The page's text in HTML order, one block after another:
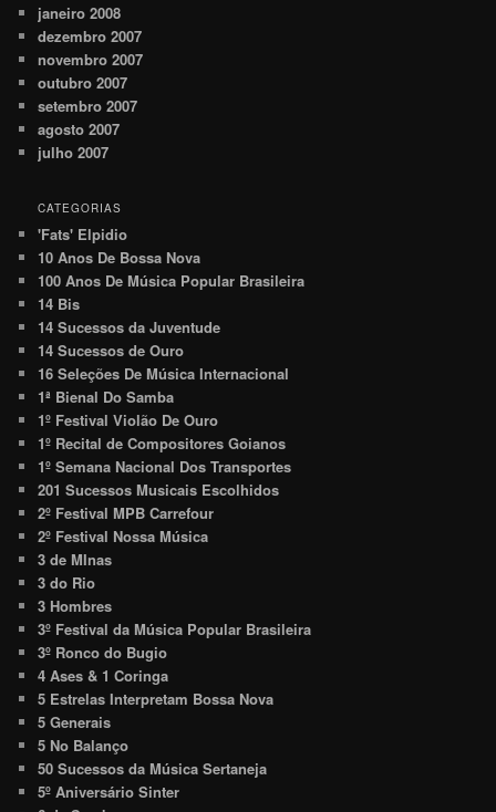
janeiro 2008
dezembro 2007
novembro 2007
outubro 2007
setembro 2007
agosto 2007
julho 2007
CATEGORIAS
'Fats' Elpidio
10 Anos De Bossa Nova
100 Anos De Música Popular Brasileira
14 Bis
14 Sucessos da Juventude
14 Sucessos de Ouro
16 Seleções De Música Internacional
1ª Bienal Do Samba
1º Festival Violão De Ouro
1º Recital de Compositores Goianos
1º Semana Nacional Dos Transportes
201 Sucessos Musicais Escolhidos
2º Festival MPB Carrefour
2º Festival Nossa Música
3 de MInas
3 do Rio
3 Hombres
3º Festival da Música Popular Brasileira
3º Ronco do Bugio
4 Ases & 1 Coringa
5 Estrelas Interpretam Bossa Nova
5 Generais
5 No Balanço
50 Sucessos da Música Sertaneja
5º Aniversário Sinter